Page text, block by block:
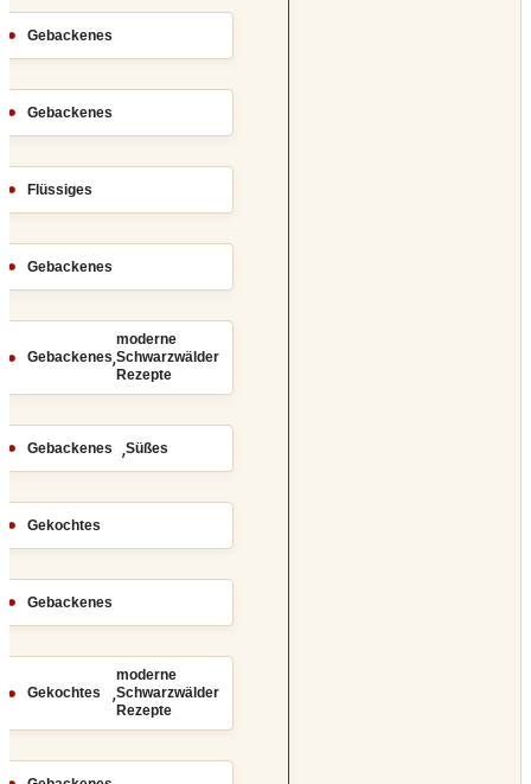
Gebackenes
Gebackenes
Flüssiges
Gebackenes
Gebackenes,
moderne
Schwarzwälder
Rezepte
Gebackenes ,Süßes
Gekochtes
Gebackenes
Gekochtes ,
moderne
Schwarzwälder
Rezepte